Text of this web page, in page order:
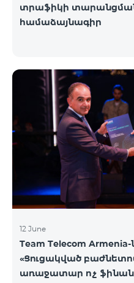
տրաֆիկի
համաձայնագիր
12 June
Team Telecom
«Ցուցակված
առաջատար ոչ